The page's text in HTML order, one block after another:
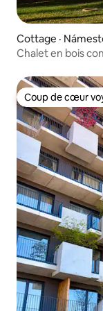
Cottage ·
Chalet en bois
Coup de cœur
Coup de cœur